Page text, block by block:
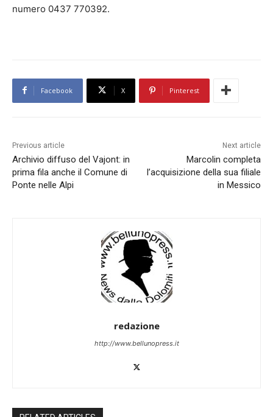
numero 0437 770392.
Facebook X Pinterest
Previous article
Archivio diffuso del Vajont: in
prima fila anche il Comune di
Ponte nelle Alpi
Next article
Marcolin completa
l’acquisizione della sua filiale
in Messico
redazione
http://www.bellunopress.it